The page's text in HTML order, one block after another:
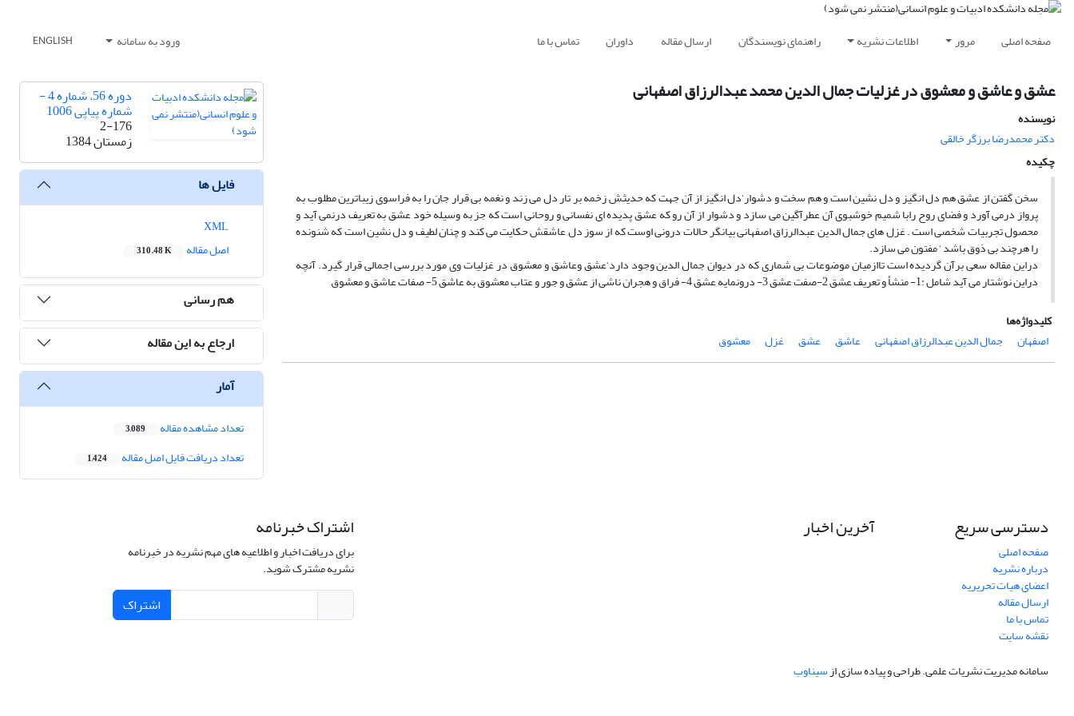
صفحه اصلی مرور اطلاعات نشریه راهنمای نویسندگان ارسال مقاله داوران تماس با ما ورود به سامانه ENGLISH
عشق و عاشق و معشوق در غزلیات جمال الدین محمد عبدالرزاق اصفهانی
نویسنده
دکتر محمدرضا برزگر خالقی
چکیده
سخن گفتن از عشق هم دل انگیز و دل نشین است و هم سخت و دشوار‘دل انگیز از آن جهت که حدیثش زخمه بر تار دل می زند و نغمه بی قرار جان را به فراسوی زیباترین مطلوب به
پرواز درمی آورد و فضای روح رابا شمیم خوشبوی آن عطرآگین می سازد و دشوار از آن رو که عشق پدیده ای نفسانی و روحانی است که جز به وسیله خود عشق به تعریف درنمی آید و
محصول تجربیات شخصی است . غزل های جمال الدین عبدالرزاق اصفهانی بیانگر حالات درونی اوست که از سوز دل عاشقش حکایت می کند و چنان لطیف و دل نشین است که شنونده
را هرچند بی ذوق باشد ‘ مفتون می سازد.
دراین مقاله سعی برآن گردیده است تاازمیان موضوعات بی شماری که در دیوان جمال الدین وجود دارد‘عشق وعاشق و معشوق در غزلیات وی مورد بررسی اجمالی قرار گیرد. آنچه
دراین نوشتار می آید شامل :1- منشأ و تعریف عشق 2-صفت عشق 3- درونمایه عشق 4- فراق و هجران ناشی از عشق و جور و عتاب معشوق به عاشق 5- صفات عاشق و معشوق
کلیدواژه‌ها
اصفهان
جمال الدین عبدالرزاق اصفهانی عاشق عشق غزل معشوق
دوره 56، شماره 4 -
شماره پیاپی 1006
2-176
زمستان 1384
فایل ها
اصل مقاله
310.48 K
هم رسانی
ارجاع به این مقاله
آمار
تعداد مشاهده مقاله 3,089
تعداد دریافت فایل اصل مقاله 1,424
دسترسی سریع
صفحه اصلی
درباره نشریه
اعضای هیات تحریریه
ارسال مقاله
تماس با ما
نقشه سایت
آخرین اخبار اشتراک خبرنامه
برای دریافت اخبار و اطلاعیه های مهم نشریه در خبرنامه
نشریه مشترک شوید.
اشتراک
سامانه مدیریت نشریات علمی.طراحی و پیاده سازی ازسیناوب